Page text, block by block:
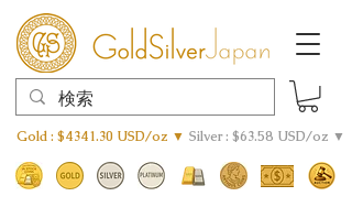
Gold : $4341.30 USD/oz ▼ Silver : $63.58 USD/oz ▼